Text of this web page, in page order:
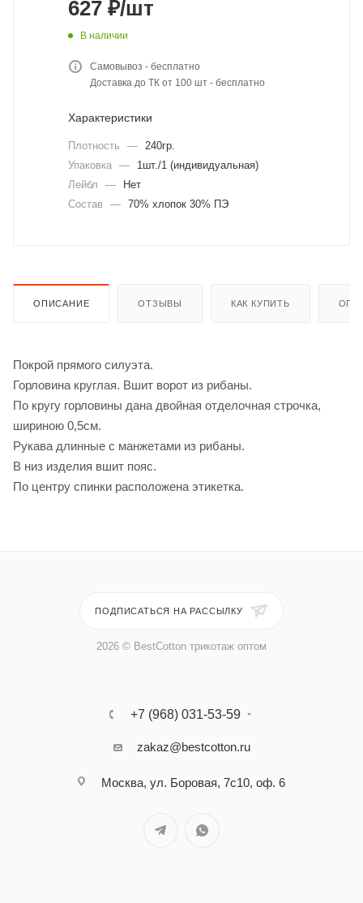
627 ₽/шт
В наличии
Самовывоз - бесплатно
Доставка до ТК от 100 шт - бесплатно
Характеристики
Плотность —
240гр.
Упаковка —
1шт./1 (индивидуальная)
Лейбл
—
Нет
Состав
— 70% хлопок 30% ПЭ
ОПИСАНИЕ ОТЗЫВЫ КАК КУПИТЬ
Покрой прямого силуэта.
Горловина круглая. Вшит ворот из рибаны.
По кругу горловины дана двойная отделочная строчка,
шириною 0,5см.
Рукава длинные с манжетами из рибаны.
В низ изделия вшит пояс.
По центру спинки расположена этикетка.
ПОДПИСАТЬСЯ НА РАССЫЛКУ
2026 © BestCotton трикотаж оптом
+7 (968) 031-53-59
zakaz@bestcotton.ru
Москва, ул. Боровая, 7с10, оф. 6